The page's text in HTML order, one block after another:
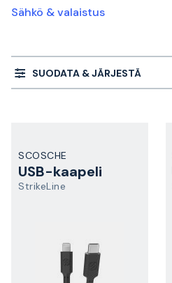
Sähkö & valaistus
SUODATA & JÄRJESTÄ
SCOSCHE
USB-kaapeli
StrikeLine